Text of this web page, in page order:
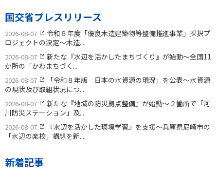
国交省プレスリリース
2026-08-07
令和８年度「優良木造建築物等整備推進事業」採択プ
ロジェクトの決定〜木造...
2026-08-07
新たな『水辺を活かしたまちづくり』が始動〜全国11
か所の「かわまちづく...
2026-08-07
「令和８年版 日本の水資源の現況」を公表〜水資源
の現状及び取組状況につ...
2026-08-07
新たな『地域の防災拠点整備』が始動〜２箇所で「河
川防災ステーション」及...
2026-08-07
『水辺を活かした環境学習』を支援〜兵庫県尼崎市の
「水辺の楽校」構想を新...
新着記事